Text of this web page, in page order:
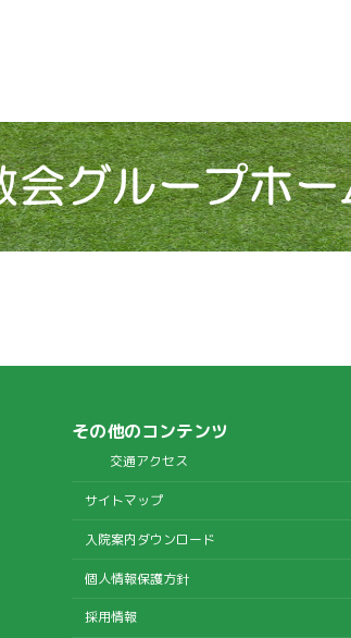
その他のコンテンツ
交通アクセス
サイトマップ
入院案内ダウンロード
個人情報保護方針
採用情報